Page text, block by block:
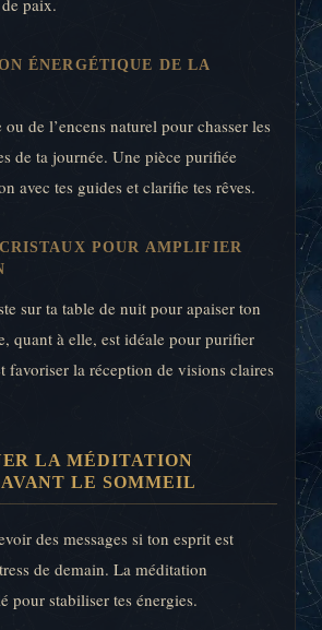
ÉNERGÉTIQUE DE LA
de l’encens naturel pour chasser les
de ta journée. Une pièce purifiée
avec tes guides et clarifie tes rêves.
POUR AMPLIFIER
sur ta table de nuit pour apaiser ton
quant à elle, est idéale pour purifier
favoriser la réception de visions claires
LA MÉDITATION
LE SOMMEIL
des messages si ton esprit est
de demain. La méditation
pour stabiliser tes énergies.